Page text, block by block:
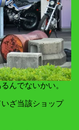
んでないかい。
ざ当該ショップ